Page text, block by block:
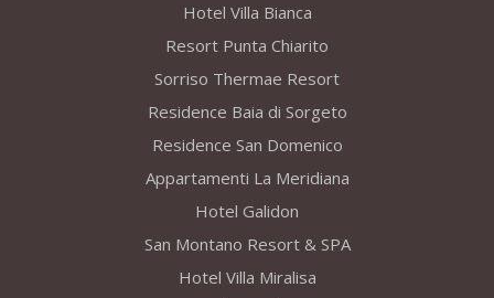
Hotel Villa Bianca
Resort Punta Chiarito
Sorriso Thermae Resort
Residence Baia di Sorgeto
Residence San Domenico
Appartamenti La Meridiana
Hotel Galidon
San Montano Resort & SPA
Hotel Villa Miralisa